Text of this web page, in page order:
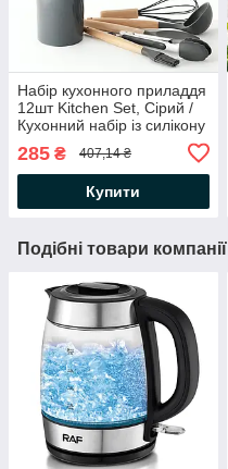
Набір кухонного приладдя
12шт Kitchen Set, Сірий /
Кухонний набір із силікону
285 ₴ 407,14 ₴
Купити
Подібні товари компанії